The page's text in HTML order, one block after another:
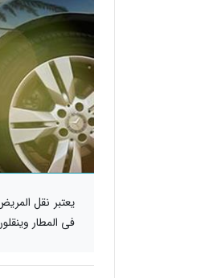
یعتبر نقل
فی المطار